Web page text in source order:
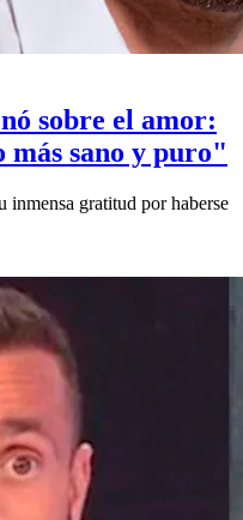
sobre el amor:
más sano y puro"
inmensa gratitud por haberse